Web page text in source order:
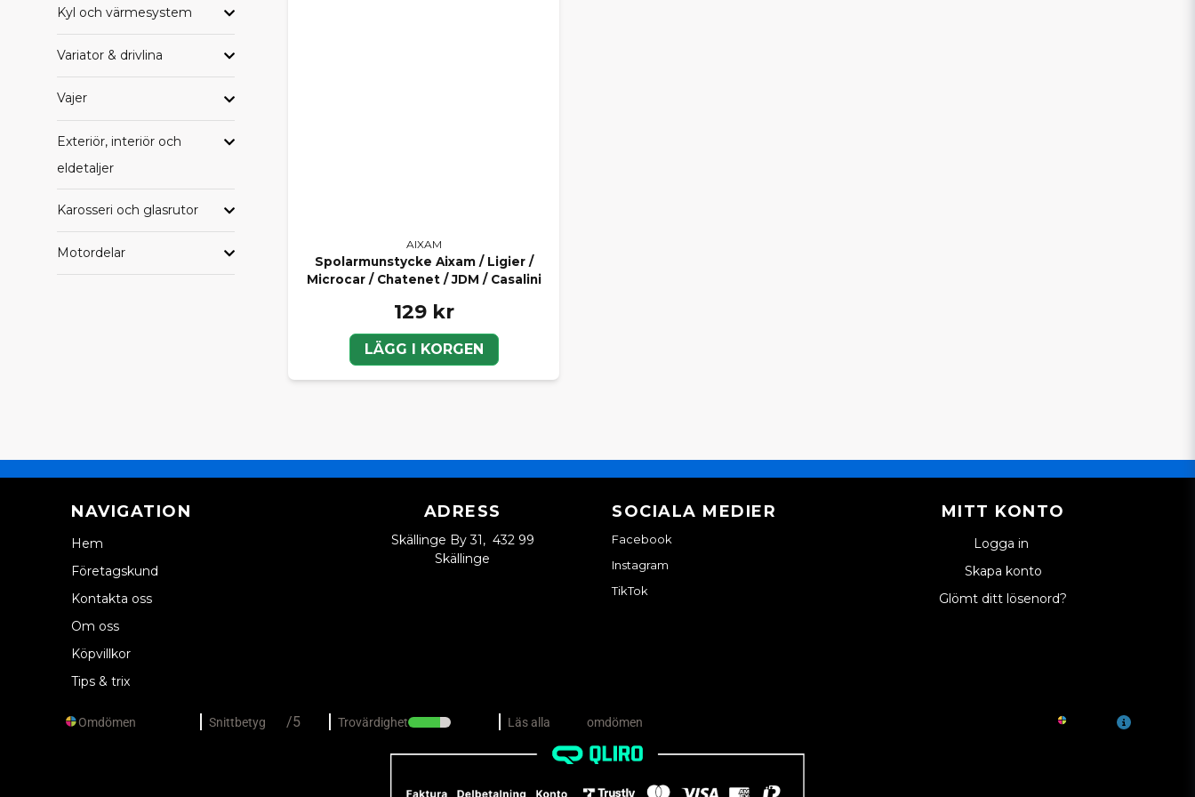
Kyl och värmesystem
Variator & drivlina
Vajer
Exteriör, interiör och
eldetaljer
Karosseri och glasrutor
Motordelar AIXAM
Spolarmunstycke Aixam / Ligier /
Microcar / Chatenet / JDM / Casalini
129 kr
LÄGG I KORGEN
NAVIGATION
Hem
Företagskund
Kontakta oss
Om oss
Köpvillkor
Tips & trix
ADRESS
Skällinge By 31, 432 99
Skällinge
SOCIALA MEDIER
Facebook
Instagram
TikTok
MITT KONTO
Logga in
Skapa konto
Glömt ditt lösenord?